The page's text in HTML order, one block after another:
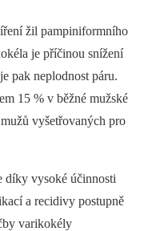
žil pampiniformního
je příčinou snížení
pak neplodnost páru.
15 % v běžné mužské
vyšetřovaných pro
díky vysoké účinnosti
a recidivy po­stup­ně
varikokély